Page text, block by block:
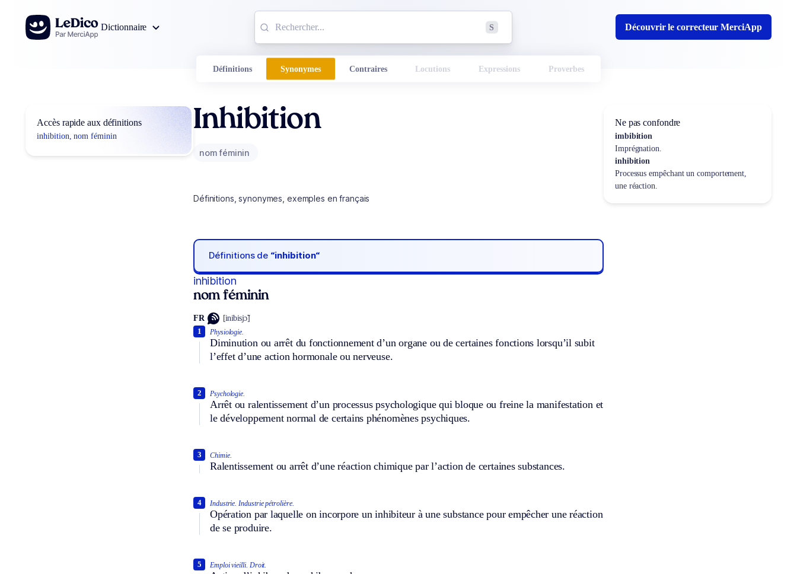
Aller au contenu
Dictionnaire
S Découvrir le correcteur MerciApp
Définitions Synonymes Contraires Locutions Expressions Proverbes
Accès rapide aux définitions
inhibition, nom féminin
Inhibition
nom féminin
Définitions, synonymes, exemples en français
Définitions de “inhibition“
inhibition
nom féminin
FR [inibisjɔ̃]
Physiologie.
Diminution ou arrêt du fonctionnement d’un organe ou de certaines fonctions lorsqu’il subit
l’effet d’une action hormonale ou nerveuse.
1
Psychologie.
Arrêt ou ralentissement d’un processus psychologique qui bloque ou freine la manifestation et
le développement normal de certains phénomènes psychiques.
2
Chimie.
Ralentissement ou arrêt d’une réaction chimique par l’action de certaines substances.
3
Industrie. Industrie pétrolière.
Opération par laquelle on incorpore un inhibiteur à une substance pour empêcher une réaction
de se produire.
4
Emploi vieilli. Droit.
5
Ne pas confondre
imbibition
Imprégnation.
inhibition
Processus empêchant un comportement,
une réaction.